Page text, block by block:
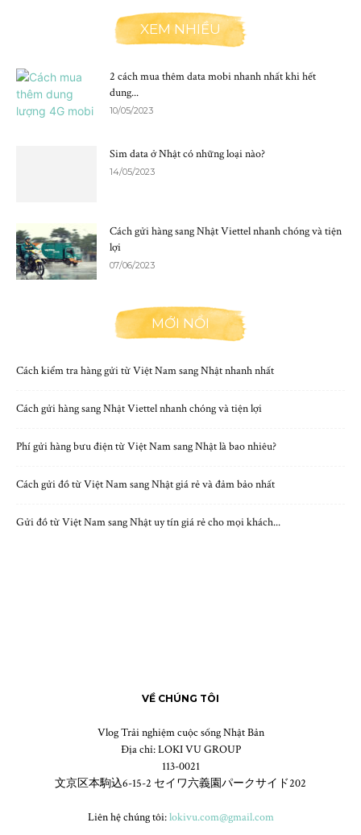
XEM NHIỀU
2 cách mua thêm data mobi nhanh nhất khi hết
dung...
10/05/2023
Sim data ở Nhật có những loại nào?
14/05/2023
Cách gửi hàng sang Nhật Viettel nhanh chóng và tiện
lợi
07/06/2023
MỚI NỔI
Cách kiểm tra hàng gửi từ Việt Nam sang Nhật nhanh nhất
Cách gửi hàng sang Nhật Viettel nhanh chóng và tiện lợi
Phí gửi hàng bưu điện từ Việt Nam sang Nhật là bao nhiêu?
Cách gửi đồ từ Việt Nam sang Nhật giá rẻ và đảm bảo nhất
Gửi đồ từ Việt Nam sang Nhật uy tín giá rẻ cho mọi khách...
VỀ CHÚNG TÔI
Vlog Trải nghiệm cuộc sống Nhật Bản
Địa chỉ: LOKI VU GROUP
113-0021
文京区本駒込6-15-2 セイワ六義園パークサイド202
Liên hệ chúng tôi:lokivu.com@gmail.com